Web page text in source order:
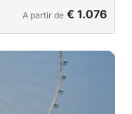
A partir de € 1.076